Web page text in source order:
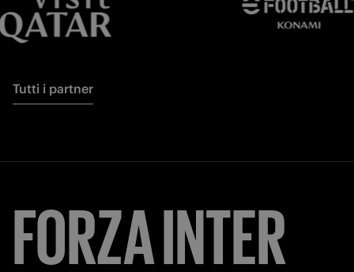
Tutti i partner
FORZAINTER